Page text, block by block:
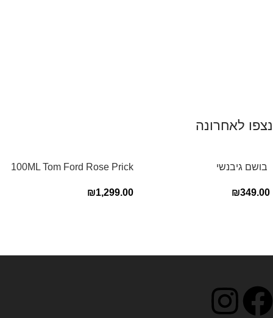
נצפו לאחרונה
‏ בושם גיבנשי
E.D.P 80ml ‏
₪349.00
100ML Tom Ford Rose Prick
₪1,299.00